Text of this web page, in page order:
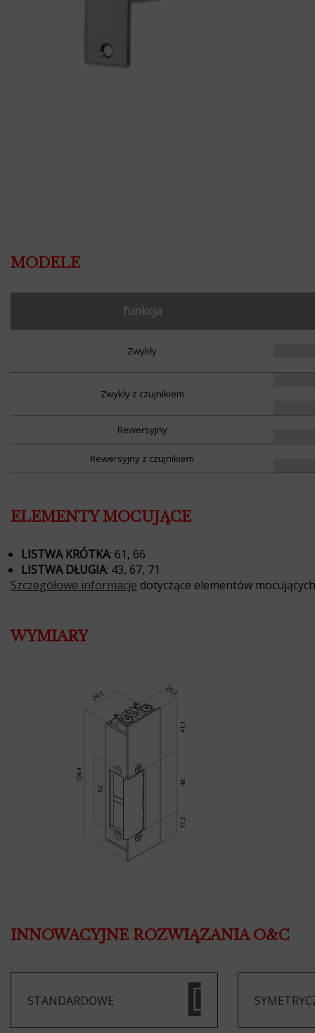
MODELE
funkcja
Zwykły
Zwykły z czujnikiem
Rewersyjny
Rewersyjny z czujnikiem
ELEMENTY MOCUJĄCE
LISTWA KRÓTKA: 61, 66
LISTWA DŁUGIA: 43, 67, 71
Szczegółowe informacje dotyczące elementów mocujących
WYMIARY
INNOWACYJNE ROZWIĄZANIA O&C
STANDARDOWE